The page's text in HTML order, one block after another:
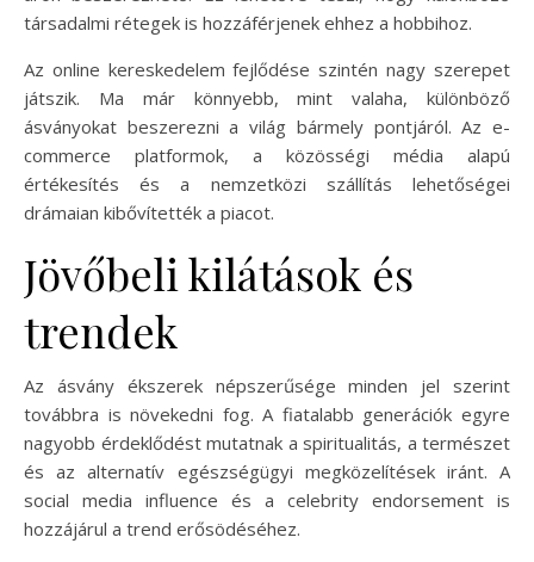
társadalmi rétegek is hozzáférjenek ehhez a hobbihoz.
Az online kereskedelem fejlődése szintén nagy szerepet
játszik. Ma már könnyebb, mint valaha, különböző
ásványokat beszerezni a világ bármely pontjáról. Az e-
commerce platformok, a közösségi média alapú
értékesítés és a nemzetközi szállítás lehetőségei
drámaian kibővítették a piacot.
Jövőbeli kilátások és
trendek
Az ásvány ékszerek népszerűsége minden jel szerint
továbbra is növekedni fog. A fiatalabb generációk egyre
nagyobb érdeklődést mutatnak a spiritualitás, a természet
és az alternatív egészségügyi megközelítések iránt. A
social media influence és a celebrity endorsement is
hozzájárul a trend erősödéséhez.